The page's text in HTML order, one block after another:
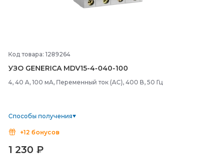
Код товара: 1289264
УЗО GENERICA MDV15-4-040-100
4, 40 A, 100 мА, Переменный ток (AC), 400 В, 50 Гц
Способы получения
+12 бонусов
1 230 ₽